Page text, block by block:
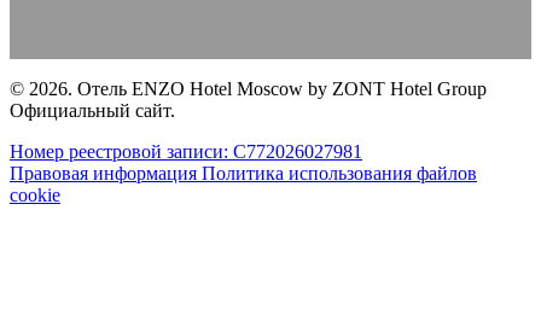
© 2026. Отель ENZO Hotel Moscow by ZONT Hotel Group
Официальный сайт.
Номер реестровой записи: С772026027981
Правовая информация Политика использования файлов
cookie